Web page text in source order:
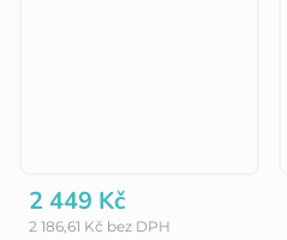
2 186,61 Kč bez DPH
2 449 Kč